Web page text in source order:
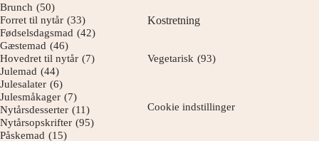
Brunch (50)
Forret til nytår (33)
Fødselsdagsmad (42)
Gæstemad (46)
Hovedret til nytår (7)
Julemad (44)
Julesalater (6)
Julesmåkager (7)
Nytårsdesserter (11)
Nytårsopskrifter (95)
Påskemad (15)
Kostretning
Vegetarisk (93)
Cookie indstillinger